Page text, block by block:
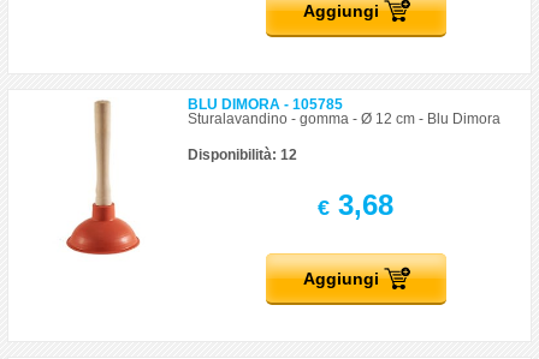
Aggiungi
BLU DIMORA - 105785
Sturalavandino - gomma - Ø 12 cm - Blu Dimora
Disponibilità: 12
€ 3,68
Aggiungi